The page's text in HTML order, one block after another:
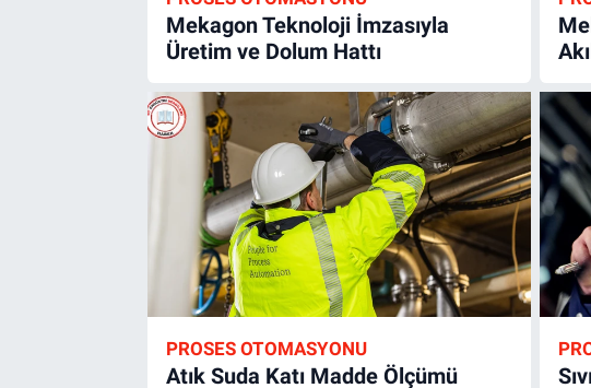
Mekagon Teknoloji İmzasıyla
Üretim ve Dolum Hattı
PROSES OTOMASYONU
Atık Suda Katı Madde Ölçümü